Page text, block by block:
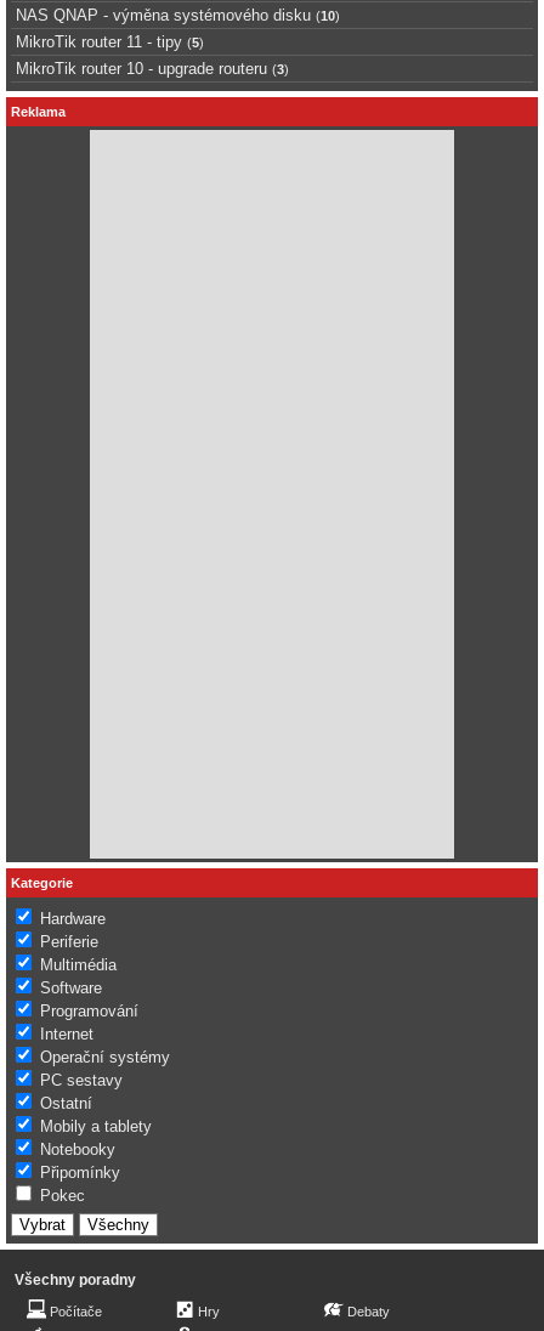
NAS QNAP - výměna systémového disku (10)
MikroTik router 11 - tipy (5)
MikroTik router 10 - upgrade routeru (3)
Reklama
Kategorie
Hardware
Periferie
Multimédia
Software
Programování
Internet
Operační systémy
PC sestavy
Ostatní
Mobily a tablety
Notebooky
Připomínky
Pokec
Všechny poradny
Počítače Hry Debaty